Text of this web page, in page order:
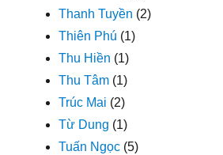
Thanh Tuyền (2)
Thiên Phú (1)
Thu Hiền (1)
Thu Tâm (1)
Trúc Mai (2)
Từ Dung (1)
Tuấn Ngọc (5)